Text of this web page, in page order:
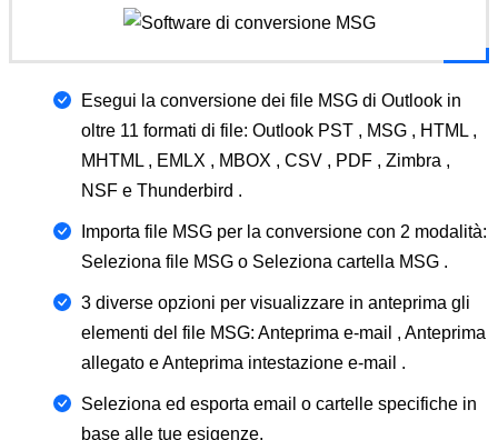
Esegui la conversione dei file MSG di Outlook in
oltre 11 formati di file: Outlook PST , MSG , HTML ,
MHTML , EMLX , MBOX , CSV , PDF , Zimbra ,
NSF e Thunderbird .
Importa file MSG per la conversione con 2 modalità:
Seleziona file MSG o Seleziona cartella MSG .
3 diverse opzioni per visualizzare in anteprima gli
elementi del file MSG: Anteprima e-mail , Anteprima
allegato e Anteprima intestazione e-mail .
Seleziona ed esporta email o cartelle specifiche in
base alle tue esigenze.